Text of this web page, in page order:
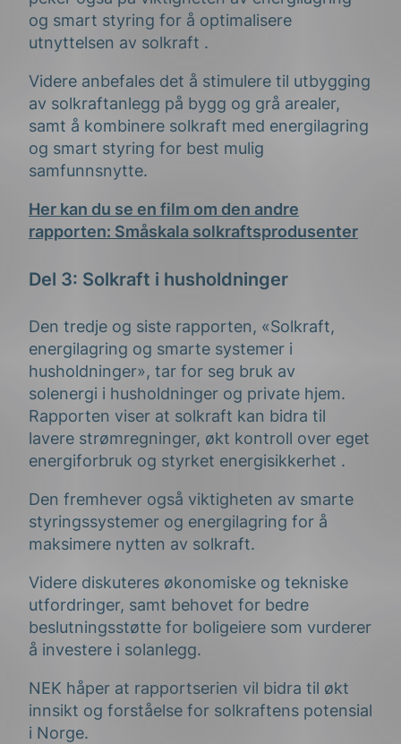
og smart styring for å optimalisere
utnyttelsen av solkraft .
Videre anbefales det å stimulere til utbygging
av solkraftanlegg på bygg og grå arealer,
samt å kombinere solkraft med energilagring
og smart styring for best mulig
samfunnsnytte.
Her kan du se en film om den andre
rapporten: Småskala solkraftsprodusenter
Del 3: Solkraft i husholdninger
Den tredje og siste rapporten, «Solkraft,
energilagring og smarte systemer i
husholdninger», tar for seg bruk av
solenergi i husholdninger og private hjem.
Rapporten viser at solkraft kan bidra til
lavere strømregninger, økt kontroll over eget
energiforbruk og styrket energisikkerhet .
Den fremhever også viktigheten av smarte
styringssystemer og energilagring for å
maksimere nytten av solkraft.
Videre diskuteres økonomiske og tekniske
utfordringer, samt behovet for bedre
beslutningsstøtte for boligeiere som vurderer
å investere i solanlegg.
NEK håper at rapportserien vil bidra til økt
innsikt og forståelse for solkraftens potensial
i Norge.